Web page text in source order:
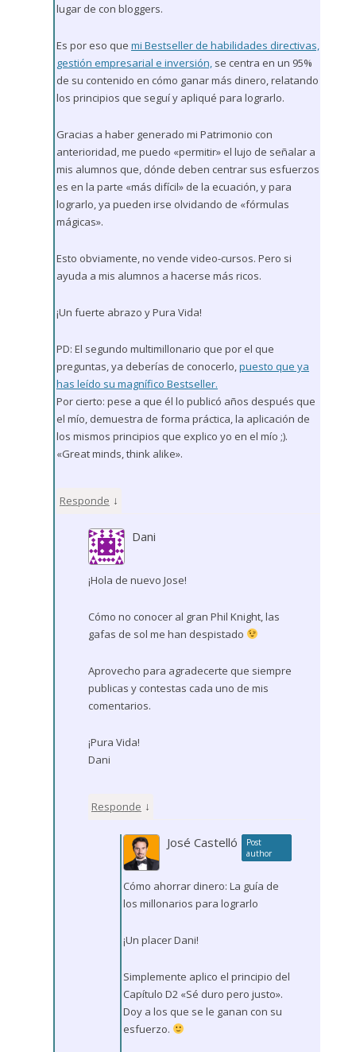
lugar de con bloggers.
Es por eso que mi Bestseller de habilidades directivas,
gestión empresarial e inversión, se centra en un 95%
de su contenido en cómo ganar más dinero, relatando
los principios que seguí y apliqué para lograrlo.
Gracias a haber generado mi Patrimonio con
anterioridad, me puedo «permitir» el lujo de señalar a
mis alumnos que, dónde deben centrar sus esfuerzos
es en la parte «más difícil» de la ecuación, y para
lograrlo, ya pueden irse olvidando de «fórmulas
mágicas».
Esto obviamente, no vende video-cursos. Pero si
ayuda a mis alumnos a hacerse más ricos.
¡Un fuerte abrazo y Pura Vida!
PD: El segundo multimillonario que por el que
preguntas, ya deberías de conocerlo,puesto que ya
has leído su magnífico Bestseller.
Por cierto: pese a que él lo publicó años después que
el mío, demuestra de forma práctica, la aplicación de
los mismos principios que explico yo en el mío ;).
«Great minds, think alike».
Responde ↓
Dani
¡Hola de nuevo Jose!
Cómo no conocer al gran Phil Knight, las
gafas de sol me han despistado
Aprovecho para agradecerte que siempre
publicas y contestas cada uno de mis
comentarios.
¡Pura Vida!
Dani
Responde ↓
José Castelló
Post
author
Cómo ahorrar dinero: La guía de
los millonarios para lograrlo
¡Un placer Dani!
Simplemente aplico el principio del
Capítulo D2 «Sé duro pero justo».
Doy a los que se le ganan con su
esfuerzo.